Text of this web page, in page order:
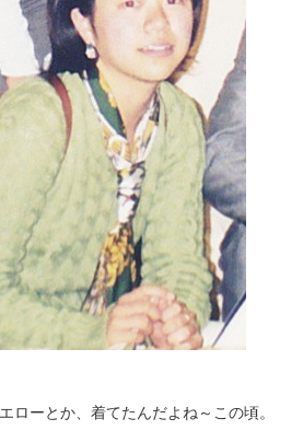
ローとか、着てたんだよね～この頃。